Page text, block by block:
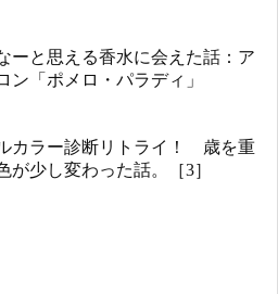
ーと思える香水に会えた話：ア
ン「ポメロ・パラディ」
カラー診断リトライ！ 歳を重
が少し変わった話。［3］